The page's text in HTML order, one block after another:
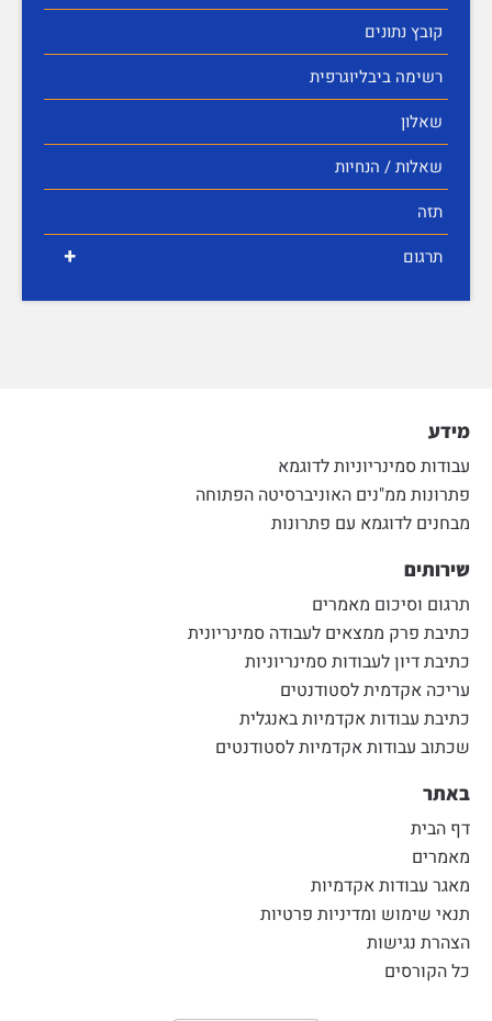
קובץ נתונים
רשימה ביבליוגרפית
שאלון
שאלות / הנחיות
תזה
+ תרגום
מידע
עבודות סמינריוניות לדוגמא
פתרונות ממ"נים האוניברסיטה הפתוחה
מבחנים לדוגמא עם פתרונות
שירותים
תרגום וסיכום מאמרים
כתיבת פרק ממצאים לעבודה סמינריונית
כתיבת דיון לעבודות סמינריוניות
עריכה אקדמית לסטודנטים
כתיבת עבודות אקדמיות באנגלית
שכתוב עבודות אקדמיות לסטודנטים
באתר
דף הבית
מאמרים
מאגר עבודות אקדמיות
תנאי שימוש ומדיניות פרטיות
הצהרת נגישות
כל הקורסים